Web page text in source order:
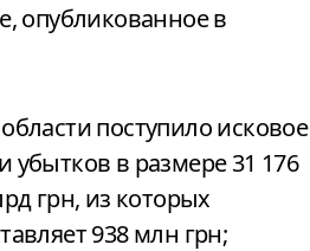
опубликованное в
поступило исковое
в размере 31 176
грн, из которых
938 млн грн;